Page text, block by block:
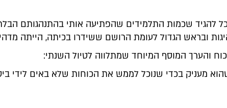
להגיד שכמות התלמידים שהפתיעה אותי בהתנהגותם
ובראש הגדול לעומת הרושם ששידרו בכיתה, הייתה
והערך המוסף המיוחד שמתלווה לטיול השנתי:
מעניק בכדי שנוכל לממש את הכוחות שלא באים לידי